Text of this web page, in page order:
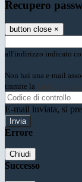
Recupero
button close ×
all'indirizzo indicato
Non hai una e-mail
tramite la
E-mail inviata, si
Errore
Chiudi
Successo